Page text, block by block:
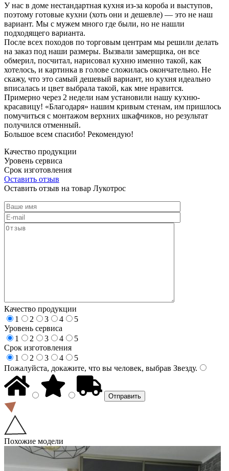
У нас в доме нестандартная кухня из-за короба и выступов,
поэтому готовые кухни (хоть они и дешевле) — это не наш
вариант. Мы с мужем много где были, но не нашли
подходящего варианта.
После всех походов по торговым центрам мы решили делать
на заказ под наши размеры. Вызвали замерщика, он все
обмерил, посчитал, нарисовал кухню именно такой, как
хотелось, и картинка в голове сложилась окончательно. Не
скажу, что это самый дешевый вариант, но кухня идеально
вписалась и цвет выбрала такой, как мне нравится.
Примерно через 2 недели нам установили нашу кухню-
красавицу! «Благодаря» нашим кривым стенам, им пришлось
помучиться с монтажом верхних шкафчиков, но результат
получился отменный.
Большое всем спасибо! Рекомендую!
Качество продукции
Уровень сервиса
Срок изготовления
Оставить отзыв
Оставить отзыв на товар Лукотрос
Качество продукции
1
2 3 4
5
Уровень сервиса
1
2 3 4
5
Срок изготовления
1
2 3 4
5
Пожалуйста, докажите, что вы человек, выбрав Звезду.
Похожие модели